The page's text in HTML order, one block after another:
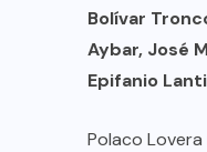
Bolívar
Aybar, José
Epifanio
Polaco